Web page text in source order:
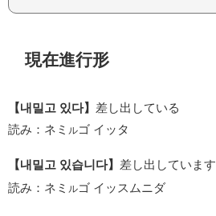
現在進行形
【내밀고 있다】 差し出している
読み：ネミ ルゴ イッタ
【내밀고 있습니다】 差し出しています
読み：ネミ ルゴ イッスムニダ